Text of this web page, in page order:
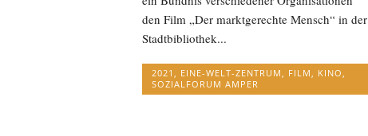
den Film „Der marktgerechte Mensch“ in der
Stadtbibliothek...
2021 EINE-WELT-ZENTRUM FILM KINO
SOZIALFORUM AMPER